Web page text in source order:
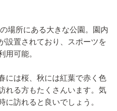
場所にある大きな公園。園内
設置されており、スポーツを
可能。
には桜、秋には紅葉で赤く色
れる方もたくさんいます。気
訪れると良いでしょう。